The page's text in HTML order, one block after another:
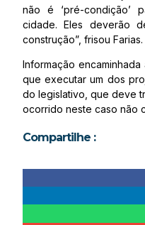
não é ‘pré-condição’
cidade. Eles deverão
construção”, frisou Farias.
Informação
que executar um dos
do legislativo, que deve
ocorrido neste caso não
Compartilhe :